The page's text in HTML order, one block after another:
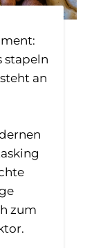
stapeln
an
zum